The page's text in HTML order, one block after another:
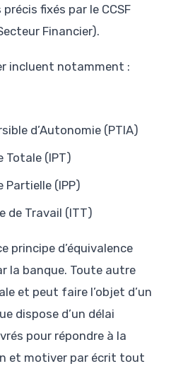
fixés par le CCSF
Financier).
incluent notamment :
d’Autonomie (PTIA)
Totale (IPT)
Partielle (IPP)
de Travail (ITT)
principe d’équivalence
la banque. Toute autre
et peut faire l’objet d’un
dispose d’un délai
pour répondre à la
et motiver par écrit tout